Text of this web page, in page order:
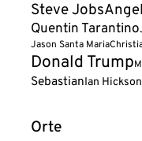
Steve Jobs
Quentin Tarantino
Jason Santa Maria
Donald Trump
SebastianIan Hickson
Orte